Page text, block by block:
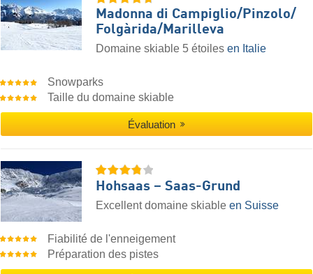
Madonna di Campiglio/​Pinzolo/​
Folgàrida/​Marilleva
Domaine skiable 5 étoiles en Italie
Snowparks
Taille du domaine skiable
Évaluation
Hohsaas – Saas-Grund
Excellent domaine skiable en Suisse
Fiabilité de l'enneigement
Préparation des pistes